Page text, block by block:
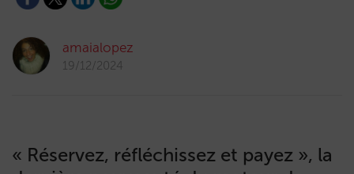
amaialopez
19/12/2024
« Réservez, réfléchissez et payez », la